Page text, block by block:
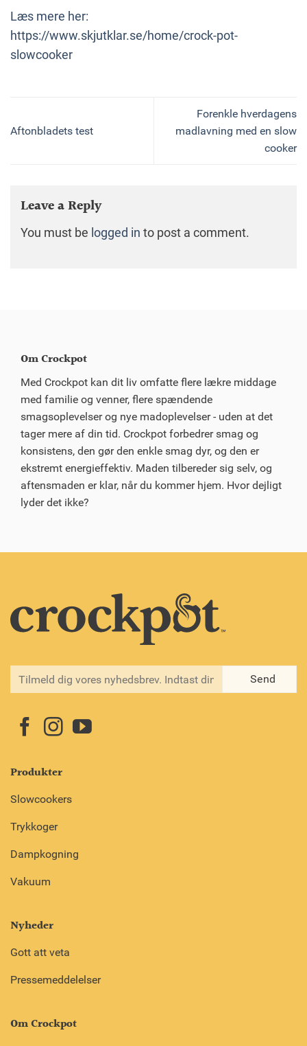
Læs mere her:
https://www.skjutklar.se/home/crock-pot-
slowcooker
Aftonbladets test
Forenkle hverdagens
madlavning med en slow
cooker
Leave a Reply
You must be logged in to post a comment.
Om Crockpot
Med Crockpot kan dit liv omfatte flere lækre middage
med familie og venner, flere spændende
smagsoplevelser og nye madoplevelser - uden at det
tager mere af din tid. Crockpot forbedrer smag og
konsistens, den gør den enkle smag dyr, og den er
ekstremt energieffektiv. Maden tilbereder sig selv, og
aftensmaden er klar, når du kommer hjem. Hvor dejligt
lyder det ikke?
Produkter
Slowcookers
Trykkoger
Dampkogning
Vakuum
Nyheder
Gott att veta
Pressemeddelelser
Om Crockpot